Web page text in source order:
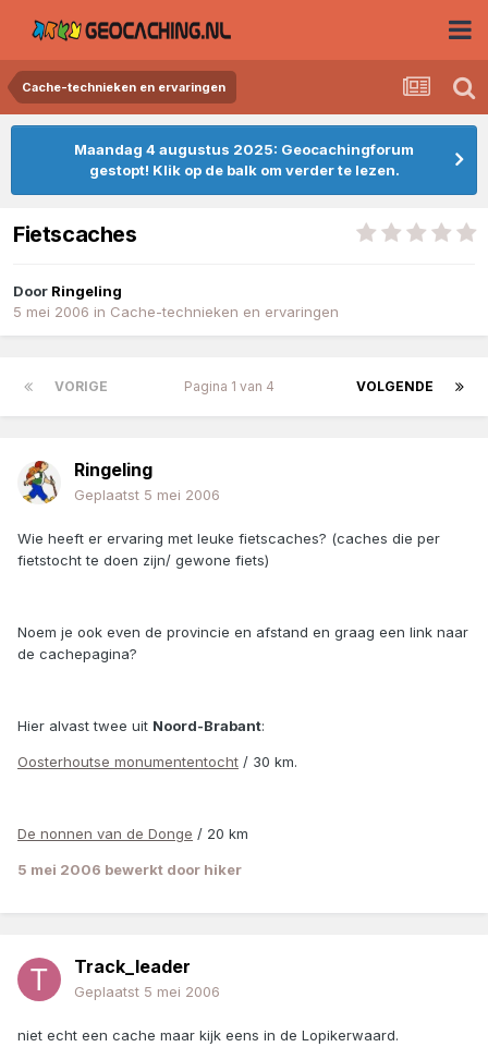
Cache-technieken en ervaringen
Maandag 4 augustus 2025: Geocachingforum
gestopt! Klik op de balk om verder te lezen.
Fietscaches
Door Ringeling
5 mei 2006 in Cache-technieken en ervaringen
VORIGE VOLGENDE
Pagina 1 van 4
Ringeling
Geplaatst 5 mei 2006
Wie heeft er ervaring met leuke fietscaches? (caches die per
fietstocht te doen zijn/ gewone fiets)
Noem je ook even de provincie en afstand en graag een link naar
de cachepagina?
Hier alvast twee uit Noord-Brabant:
Oosterhoutse monumententocht / 30 km.
De nonnen van de Donge / 20 km
5 mei 2006 bewerkt door hiker
Track_leader
Geplaatst 5 mei 2006
niet echt een cache maar kijk eens in de Lopikerwaard.